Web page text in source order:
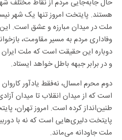
حال جابه‌جایی مردم از نقاط مختلف
هستند. پایتخت امروز تنها یک شهر
ملت در میدان مبارزه و عشق است.
وفاداری مردم به مسیر مقاومت،
دوباره این حقیقت است که ملت
و در برابر جبهه باطل خواهد ایستاد.
دوم محرم امسال، نه‌فقط یادآور کاروان
است که از میدان انقلاب تا میدان
طنین‌انداز کرده است. امروز تهران،
پایتخت دلیری‌هایی است که نه با
ملت جاودانه می‌ماند.